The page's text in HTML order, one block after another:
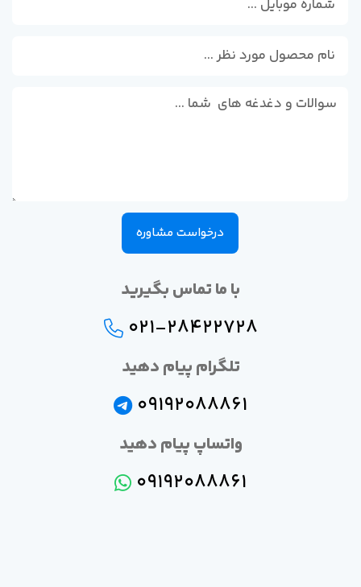
درخواست مشاوره
با ما تماس بگیرید
021-28422728
تلگرام پیام دهید
09192088861
واتساپ پیام دهید
09192088861